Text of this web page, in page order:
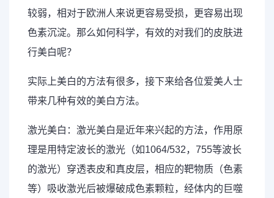
较弱，相对于欧洲人来说更容易受损，更容易出现
色素沉淀。那么如何科学，有效的对我们的皮肤进
行美白呢？
实际上美白的方法有很多，接下来给各位爱美人士
带来几种有效的美白方法。
激光美白：激光美白是近年来兴起的方法，作用原
理是用特定波长的激光（如1064/532，755等波长
的激光）穿透表皮和真皮层，相应的靶物质（色素
等）吸收激光后被爆破成色素颗粒，经体内的巨噬